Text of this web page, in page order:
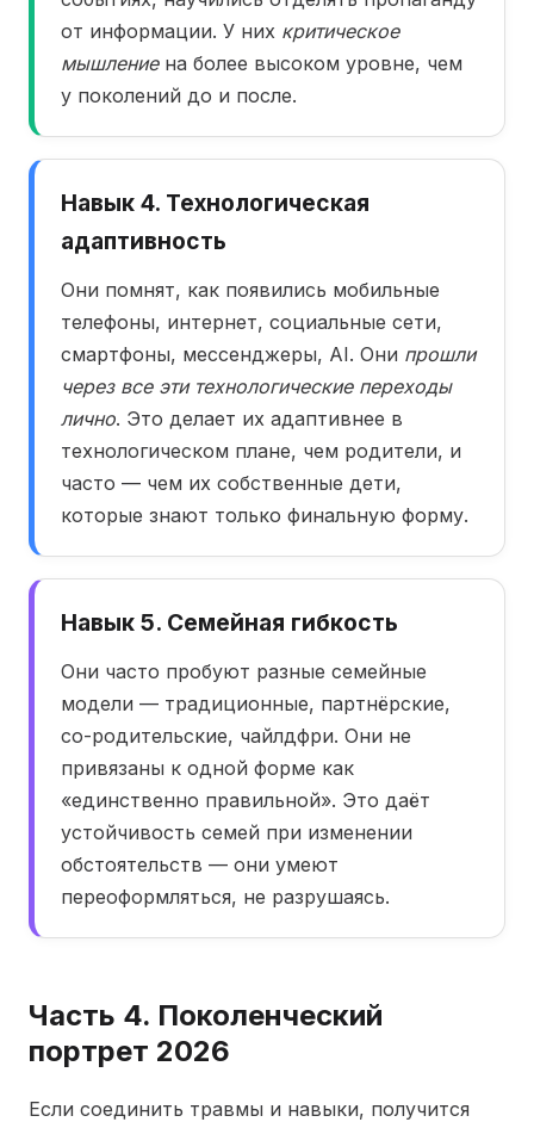
от информации. У них критическое
мышлениена более высоком уровне, чем
у поколений до и после.
Навык 4. Технологическая
адаптивность
Они помнят, как появились мобильные
телефоны, интернет, социальные сети,
смартфоны, мессенджеры, AI. Они прошли
через все эти технологические переходы
лично. Это делает их адаптивнее в
технологическом плане, чем родители, и
часто — чем их собственные дети,
которые знают только финальную форму.
Навык 5. Семейная гибкость
Они часто пробуют разные семейные
модели — традиционные, партнёрские,
со-родительские, чайлдфри. Они не
привязаны к одной форме как
«единственно правильной». Это даёт
устойчивость семей при изменении
обстоятельств — они умеют
переоформляться, не разрушаясь.
Часть 4. Поколенческий
портрет 2026
Если соединить травмы и навыки, получится